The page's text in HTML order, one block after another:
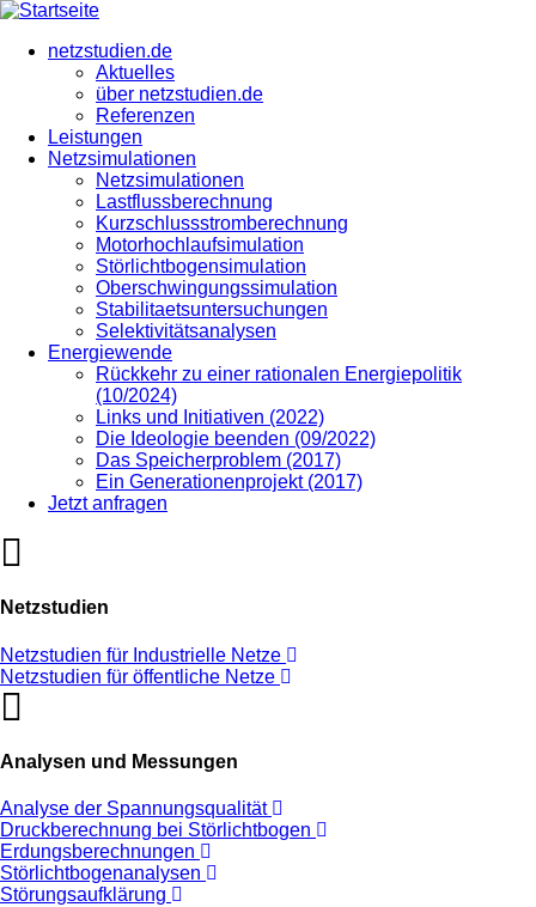
Direkt
Inhalt
netzstudien.de
Aktuelles
über netzstudien.de
Referenzen
Leistungen
Netzsimulationen
Netzsimulationen
Lastflussberechnung
Kurzschlussstromberechnung
Motorhochlaufsimulation
Störlichtbogensimulation
Oberschwingungssimulation
Stabilitaetsuntersuchungen
Selektivitätsanalysen
Energiewende
Rückkehr zu einer rationalen Energiepolitik
(10/2024)
Links und Initiativen (2022)
Die Ideologie beenden (09/2022)
Das Speicherproblem (2017)
Ein Generationenprojekt (2017)
Jetzt anfragen
Netzstudien
Netzstudien für Industrielle Netze
Netzstudien für öffentliche Netze
Analysen und Messungen
Analyse der Spannungsqualität
Druckberechnung bei Störlichtbogen
Erdungsberechnungen
Störlichtbogenanalysen
Störungsaufklärung